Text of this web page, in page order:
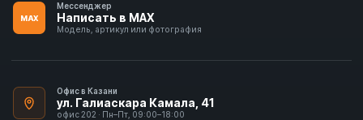
MAX
Мессенджер
Написать в MAX
Модель, артикул или фотография
Офис в Казани
ул. Галиаскара Камала, 41
офис 202 · Пн–Пт, 09:00–18:00